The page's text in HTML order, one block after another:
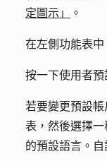
定圖示」
。
在左側功能表中
按一下使用者預
若要變更預設
表，然後選擇一
的預設語言。自